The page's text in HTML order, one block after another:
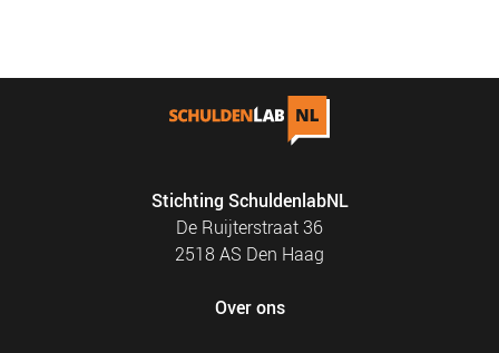
Stichting SchuldenlabNL
De Ruijterstraat 36
2518 AS Den Haag
Over ons